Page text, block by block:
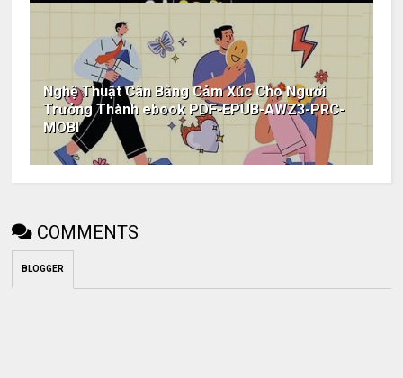
Nghệ Thuật Cân Bằng Cảm Xúc Cho Người
Trưởng Thành ebook PDF-EPUB-AWZ3-PRC-
MOBI
COMMENTS
BLOGGER